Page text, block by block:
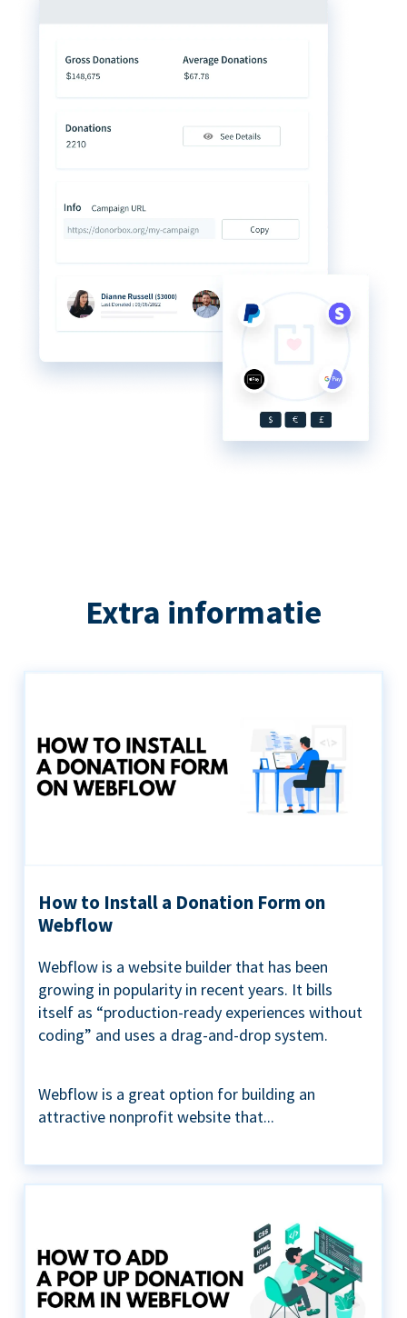
Extra informatie
How to Install a Donation Form on
Webflow
Webflow is a website builder that has been
growing in popularity in recent years. It bills
itself as “production-ready experiences without
coding” and uses a drag-and-drop system.
Webflow is a great option for building an
attractive nonprofit website that...